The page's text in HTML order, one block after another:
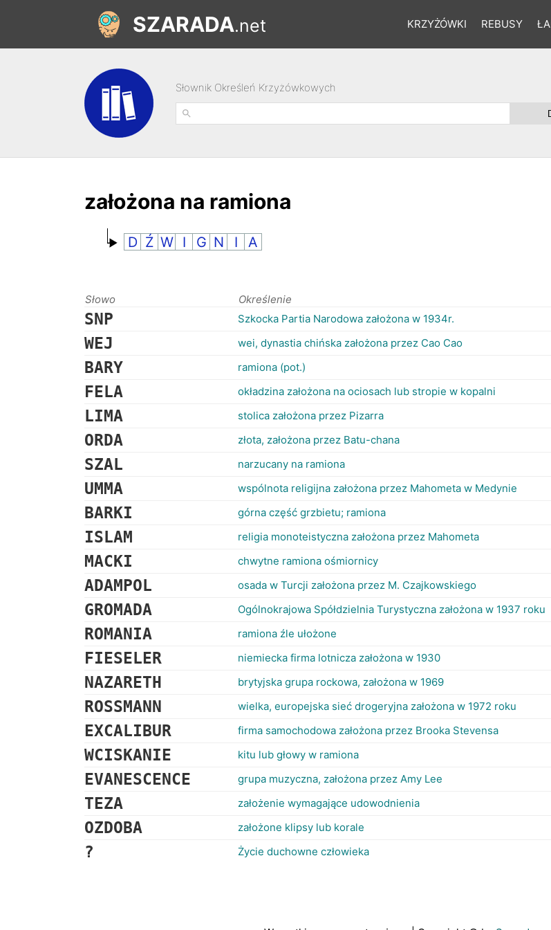
KRZYŻÓWKI REBUSY
SZARADA.net
Słownik Określeń Krzyżówkowych
założona na ramiona
D Ź W I G N I A
Słowo Określenie
SNP Szkocka Partia Narodowa założona w 1934r.
WEJ wei, dynastia chińska założona przez Cao Cao
BARY ramiona (pot.)
FELA okładzina założona na ociosach lub stropie w kopalni
LIMA stolica założona przez Pizarra
ORDA złota, założona przez Batu-chana
SZAL narzucany na ramiona
UMMA wspólnota religijna założona przez Mahometa w Medynie
BARKI górna część grzbietu; ramiona
ISLAM religia monoteistyczna założona przez Mahometa
MACKI chwytne ramiona ośmiornicy
ADAMPOL osada w Turcji założona przez M. Czajkowskiego
GROMADA Ogólnokrajowa Spółdzielnia Turystyczna założona w 1937 roku
ROMANIA ramiona źle ułożone
FIESELER niemiecka firma lotnicza założona w 1930
NAZARETH brytyjska grupa rockowa, założona w 1969
ROSSMANN wielka, europejska sieć drogeryjna założona w 1972 roku
EXCALIBUR firma samochodowa założona przez Brooka Stevensa
WCISKANIE kitu lub głowy w ramiona
EVANESCENCE grupa muzyczna, założona przez Amy Lee
TEZA założenie wymagające udowodnienia
OZDOBA założone klipsy lub korale
? Życie duchowne człowieka